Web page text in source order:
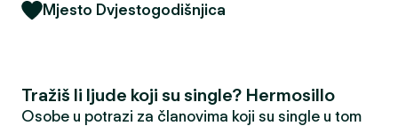
Mjesto Dvjestogodišnjica
Tražiš li ljude koji su single? Hermosillo
Osobe u potrazi za članovima koji su single u tom